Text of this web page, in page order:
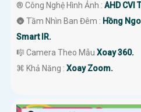
®️ Công Nghệ Hình Ảnh : AHD CVI
🌚 Tầm Nhìn Ban Đêm : Hồng
Smart IR.
🎼️ Camera Theo Mẫu Xoay 360.
️⌘ Khả Năng : Xoay Zoom.